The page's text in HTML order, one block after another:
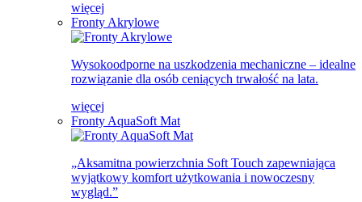
więcej
Fronty Akrylowe
Wysokoodporne na uszkodzenia mechaniczne – idealne
rozwiązanie dla osób ceniących trwałość na lata.
więcej
Fronty AquaSoft Mat
„Aksamitna powierzchnia Soft Touch zapewniająca
wyjątkowy komfort użytkowania i nowoczesny
wygląd.”